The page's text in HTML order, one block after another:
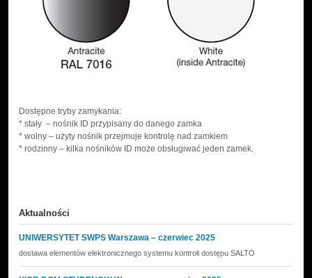
Dostępne tryby zamykania:
* stały – nośnik ID przypisany do danego zamka
* wolny – użyty nośnik przejmuje kontrolę nad zamkiem
* rodzinny – kilka nośników ID może obsługiwać jeden zamek.
Aktualności
UNIWERSYTET SWPS Warszawa – czerwiec 2025
dostawa elementów elektronicznego systemu kontroli dostępu SALTO